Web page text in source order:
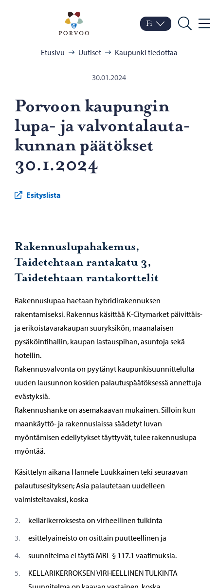
Porvoo – Siirry
Vaihda kieltä
Nykyinen kieli: Suomi
Fi
Hae
Etusivu Uutiset Kaupunki tiedottaa
30.01.2024
Por­voon kau­pun­gin
lupa- ja val­von­ta­lau­ta­
kun­nan pää­tök­set
30.1.2024
Esityslista
Rakennuslupahakemus,
Taidetehtaan rantakatu 3,
Taidetehtaan rantakorttelit
Rakennuslupaa haetaan hybridirakennuksen
rakentamiseksi. Rakennus käsittää K-Citymarket päivittäis-
ja erikoistavarakaupan suuryksikön, maanalaisen
pysäköintihallin, kaupan lastauspihan, asuntoja sekä
hotellin.
Rakennusvalvonta on pyytänyt kaupunkisuunnittelulta
uuden lausunnon koskien palautuspäätöksessä annettuja
evästyksiä.
Rakennushanke on asemakaavan mukainen. Silloin kun
maankäyttö- ja rakennuslaissa säädetyt luvan
myöntämisen edellytykset täyttyvät, tulee rakennuslupa
myöntää.
Käsittelyn aikana Hannele Luukkainen teki seuraavan
palautusesityksen; Asia palautetaan uudelleen
valmisteltavaksi, koska
kellarikerroksesta on virheellinen tulkinta
esittelyaineisto on osittain puutteellinen ja
suunnitelma ei täytä MRL § 117.1 vaatimuksia.
KELLARIKERROKSEN VIRHEELLINEN TULKINTA